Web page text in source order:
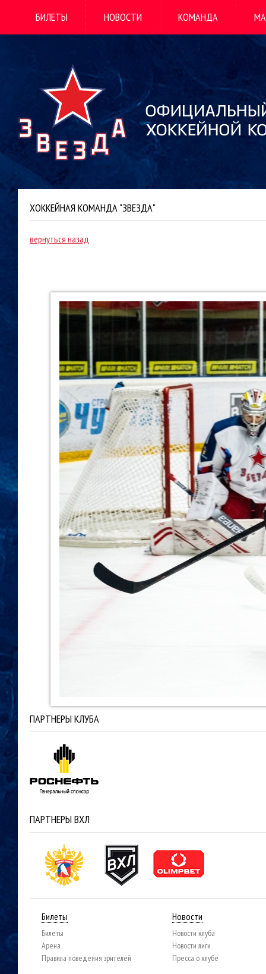
БИЛЕТЫ НОВОСТИ КОМАНДА
ХОККЕЙНАЯ КОМАНДА "ЗВЕЗДА"
вернуться назад
ПАРТНЕРЫ КЛУБА
ПАРТНЕРЫ ВХЛ
Билеты
Билеты
Арена
Правила поведения зрителей
Новости
Новости клуба
Новости лиги
Пресса о клубе